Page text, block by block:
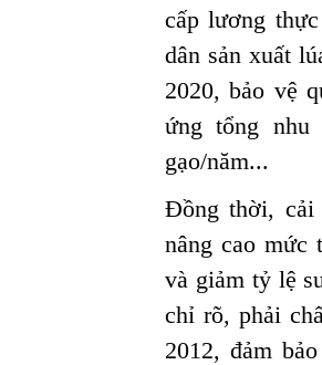
cấp lương
dân sản xuất
2020, bảo vệ
ứng tổng nhu
gạo/năm...
Đồng thời, cải
nâng cao mức
và giảm tỷ lệ
chỉ rõ, phải
2012, đảm